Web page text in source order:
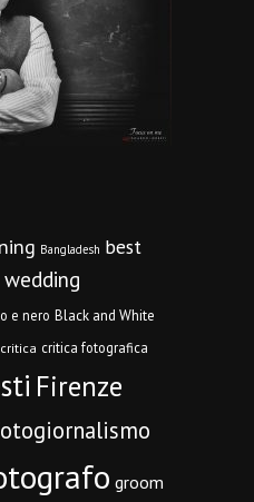
Bangladesh best
e nero Black and White
critica critica fotografica
Firenze
groom